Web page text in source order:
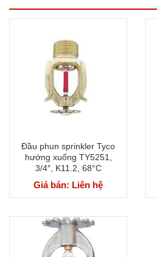
Đầu phun sprinkler Tyco
hướng xuống TY5251,
3/4″, K11.2, 68°C
Giá bán: Liên hệ